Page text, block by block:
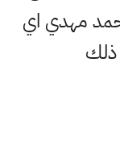
مهدي اي
ذلك